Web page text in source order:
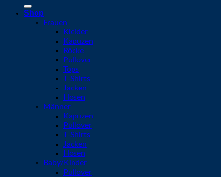
Shop
Frauen
Kleider
Kapuzen
Röcke
Pullover
Tops
T-Shirts
Jacken
Hosen
Männer
Kapuzen
Pullover
T-Shirts
Jacken
Hosen
Baby/Kinder
Pullover